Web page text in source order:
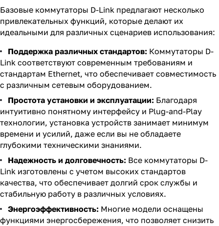
Базовые коммутаторы D-Link предлагают несколько
привлекательных функций, которые делают их
идеальными для различных сценариев использования:
Поддержка различных стандартов: Коммутаторы D-
Link соответствуют современным требованиям и
стандартам Ethernet, что обеспечивает совместимость
с различным сетевым оборудованием.
Простота установки и эксплуатации: Благодаря
интуитивно понятному интерфейсу и Plug-and-Play
технологии, установка устройств занимает минимум
времени и усилий, даже если вы не обладаете
глубокими техническими знаниями.
Надежность и долговечность: Все коммутаторы D-
Link изготовлены с учетом высоких стандартов
качества, что обеспечивает долгий срок службы и
стабильную работу в различных условиях.
Энергоэффективность: Многие модели оснащены
функциями энергосбережения, что позволяет снизить